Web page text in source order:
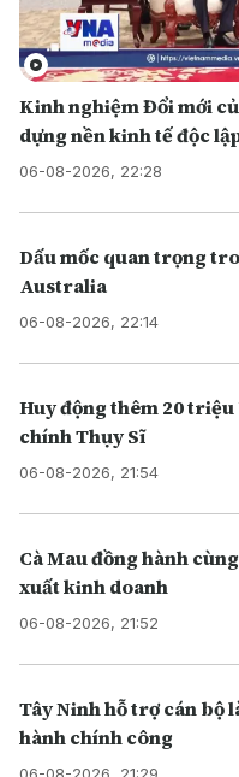
Kinh nghiệm Đổi mới
dựng nền kinh tế độc
06-08-2026, 22:28
Dấu mốc quan trọng
Australia
06-08-2026, 22:14
Huy động thêm 20
chính Thụy Sĩ
06-08-2026, 21:54
Cà Mau đồng hành
xuất kinh doanh
06-08-2026, 21:52
Tây Ninh hỗ trợ cán bộ
hành chính công